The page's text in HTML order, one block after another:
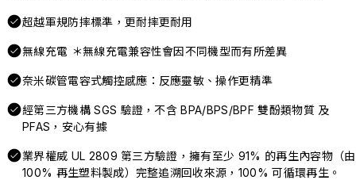
超越軍規防摔標準，更耐摔更耐用
無線充電 ＊無線充電兼容性會因不同機型而有所差異
奈米碳管電容式觸控感應：反應靈敏、操作更精準
經第三方機構 SGS 驗證，不含 BPA/BPS/BPF 雙酚類物質 及
PFAS，安心有據
業界權威 UL 2809 第三方驗證，擁有至少 91% 的再生內容物（由
100% 再生塑料製成）完整追溯回收來源，100% 可循環再生。